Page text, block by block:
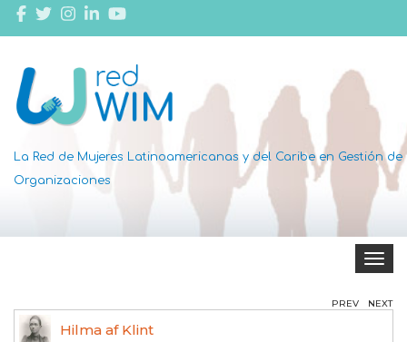
La Red de Mujeres Latinoamericanas y del Caribe en Gestión de
Organizaciones
Toggle
Hilma af Klint
PREV NEXT